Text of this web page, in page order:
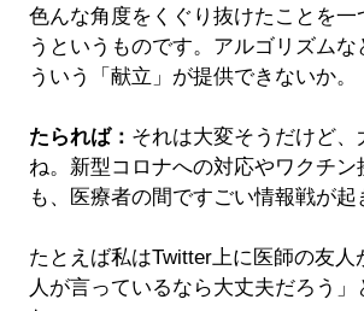
色んな角度をくぐり抜けたことを一
うというものです。アルゴリズムな
ういう「献立」が提供できないか。
たられば： それは大変そうだけど、
ね。新型コロナへの対応やワクチン
も、医療者の間ですごい情報戦が起
たとえば私はTwitter上に医師の友人
人が言っているなら大丈夫だろう」